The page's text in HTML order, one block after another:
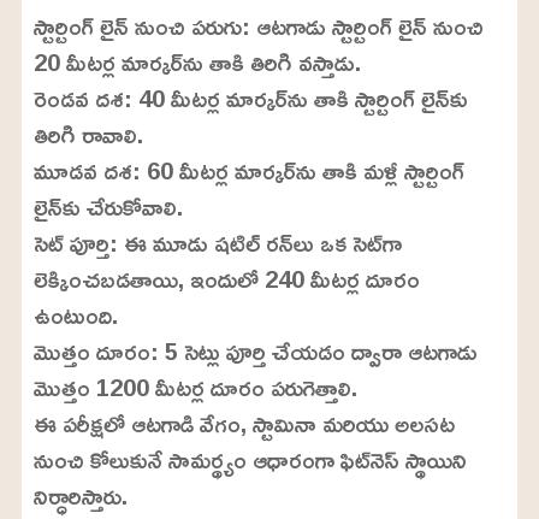
స్టార్టింగ్ లైన్ నుంచి పరుగు: ఆటగాడు స్టార్టింగ్ లైన్ నుంచి
20 మీటర్ల మార్కర్‌ను తాకి తిరిగి వస్తాడు.
రెండవ దశ: 40 మీటర్ల మార్కర్‌ను తాకి స్టార్టింగ్ లైన్‌కు
తిరిగి రావాలి.
మూడవ దశ: 60 మీటర్ల మార్కర్‌ను తాకి మళ్లీ స్టార్టింగ్
లైన్‌కు చేరుకోవాలి.
సెట్ పూర్తి: ఈ మూడు షటిల్ రన్‌లు ఒక సెట్‌గా
లెక్కించబడతాయి, ఇందులో 240 మీటర్ల దూరం
ఉంటుంది.
మొత్తం దూరం: 5 సెట్లు పూర్తి చేయడం ద్వారా ఆటగాడు
మొత్తం 1200 మీటర్ల దూరం పరుగెత్తాలి.
ఈ పరీక్షలో ఆటగాడి వేగం, స్టామినా మరియు అలసట
నుంచి కోలుకునే సామర్థ్యం ఆధారంగా ఫిట్‌నెస్ స్థాయిని
నిర్ధారిస్తారు.